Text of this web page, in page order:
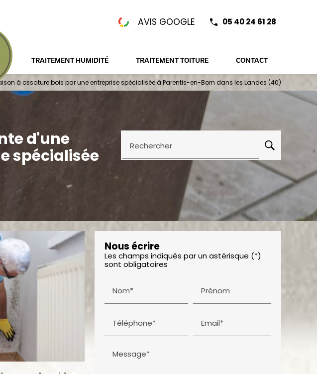
AVIS GOOGLE 05 40 24 61 28
TRAITEMENT HUMIDITÉ TRAITEMENT TOITURE CONTACT
à ossature bois par une entreprise spécialisée à Parentis-en-Born dans les Landes (40)
d'une
spécialisée
Rechercher
Nous écrire
Les champs indiqués par un astérisque (*)
sont obligatoires
Nom* Prénom
Téléphone* Email*
Message*